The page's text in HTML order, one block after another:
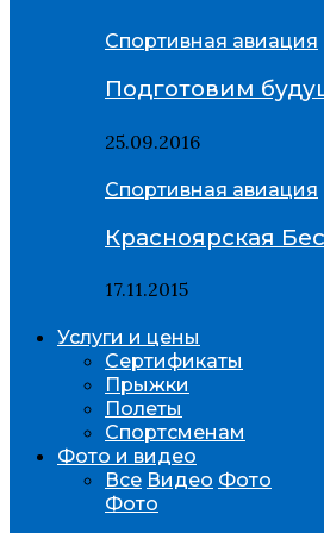
Спортивная авиация
Подготовим
25.09.2016
Спортивная авиация
Красноярская
17.11.2015
Услуги и цены
Сертификаты
Прыжки
Полеты
Спортсменам
Фото и видео
Все Видео Фото
Фото